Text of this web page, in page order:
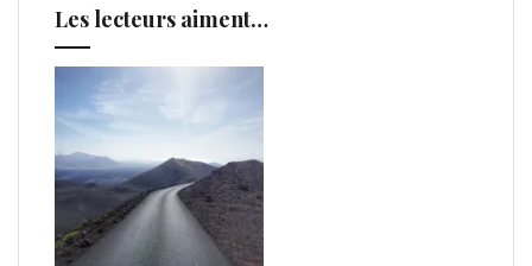
Les lecteurs aiment…